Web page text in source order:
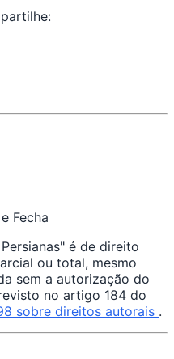
Fecha
é de direito
ou total, mesmo
sem a autorização do
no artigo 184 do
sobre direitos autorais .